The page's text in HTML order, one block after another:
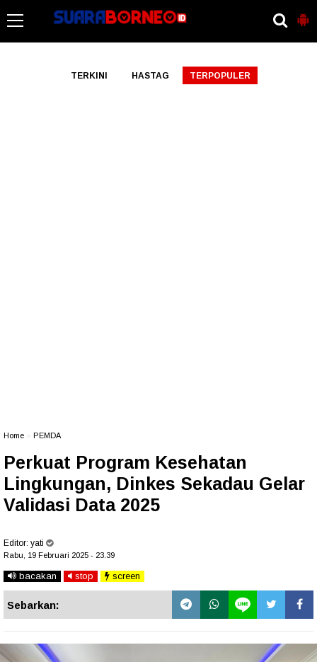
TERKINI HASTAG TERPOPULER
Home PEMDA
Perkuat Program Kesehatan
Lingkungan, Dinkes Sekadau Gelar
Validasi Data 2025
Editor: yati
Rabu, 19 Februari 2025 - 23.39
bacakan stop screen
Sebarkan: